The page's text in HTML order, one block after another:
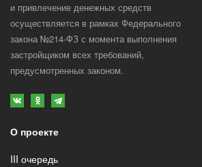
и привлечение денежных средств
осуществляется в рамках Федерального
закона №214-ФЗ с момента выполнения
застройщиком всех требований,
предусмотренных законом.
О проекте
III очередь